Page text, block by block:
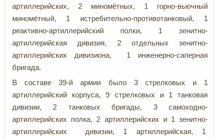
артиллерийских, 2 миномётных, 1 горно-вьючный
миномётный, 1 истребительно-противотанковый, 1
реактивно-артиллерийский полки, 1 зенитно-
артиллерийская дивизия, 2 отдельных зенитно-
артиллерийских дивизиона, 1 инженерно-саперная
бригада.
В составе 39-й армии было 3 стрелковых и 1
артиллерийский корпуса, 9 стрелковых и 1 танковая
дивизии, 2 танковых бригады, 3 самоходно-
артиллерийских полка, 2 артиллерийских и 1 зенитно-
артиллерийских дивизии, 1 артиллерийская, 1